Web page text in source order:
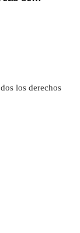
los derechos